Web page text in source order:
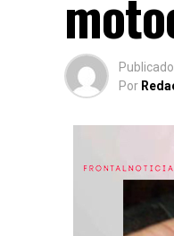
Publicado
Por